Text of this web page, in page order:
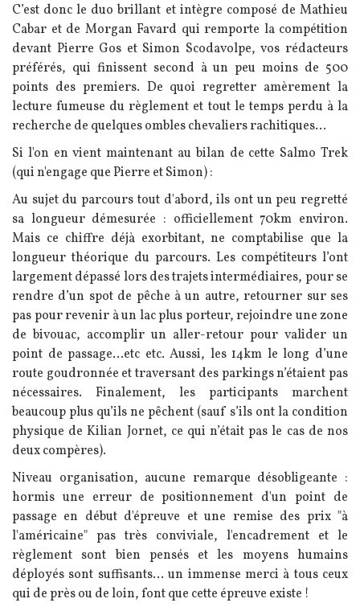
C’est donc le duo brillant et intègre composé de Mathieu
Cabar et de Morgan Favard qui remporte la compétition
devant Pierre Gos et Simon Scodavolpe, vos rédacteurs
préférés, qui finissent second à un peu moins de 500
points des premiers. De quoi regretter amèrement la
lecture fumeuse du règlement et tout le temps perdu à la
recherche de quelques ombles chevaliers rachitiques...
Si l'on en vient maintenant au bilan de cette Salmo Trek
(qui n'engage que Pierre et Simon) :
Au sujet du parcours tout d'abord, ils ont un peu regretté
sa longueur démesurée : officiellement 70km environ.
Mais ce chiffre déjà exorbitant, ne comptabilise que la
longueur théorique du parcours. Les compétiteurs l’ont
largement dépassé lors des trajets intermédiaires, pour se
rendre d’un spot de pêche à un autre, retourner sur ses
pas pour revenir à un lac plus porteur, rejoindre une zone
de bivouac, accomplir un aller-retour pour valider un
point de passage...etc etc. Aussi, les 14km le long d’une
route goudronnée et traversant des parkings n’étaient pas
nécessaires. Finalement, les participants marchent
beaucoup plus qu’ils ne pêchent (sauf s’ils ont la condition
physique de Kilian Jornet, ce qui n’était pas le cas de nos
deux compères).
Niveau organisation, aucune remarque désobligeante :
hormis une erreur de positionnement d'un point de
passage en début d'épreuve et une remise des prix "à
l'américaine" pas très conviviale, l'encadrement et le
règlement sont bien pensés et les moyens humains
déployés sont suffisants... un immense merci à tous ceux
qui de près ou de loin, font que cette épreuve existe !